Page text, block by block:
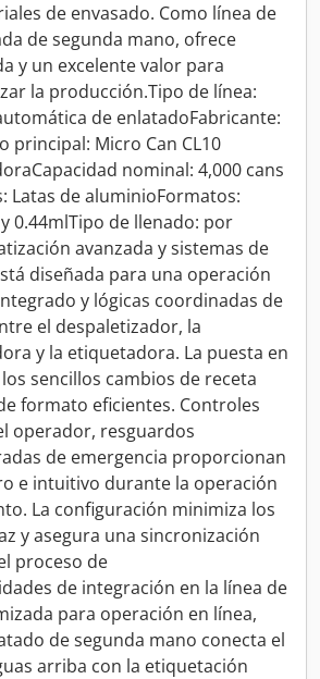
de envasado. Como línea de
de segunda mano, ofrece
y un excelente valor para
la producción.Tipo de línea:
de enlatadoFabricante:
principal: Micro Can CL10
nominal: 4,000 cans
Latas de aluminioFormatos:
0.44mlTipo de llenado: por
avanzada y sistemas de
diseñada para una operación
y lógicas coordinadas de
el despaletizador, la
y la etiquetadora. La puesta en
sencillos cambios de receta
formato eficientes. Controles
operador, resguardos
de emergencia proporcionan
e intuitivo durante la operación
La configuración minimiza los
y asegura una sincronización
proceso de
de integración en la línea de
para operación en línea,
de segunda mano conecta el
arriba con la etiquetación